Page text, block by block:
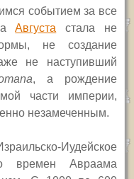
событием за все
Августа стала не
не создание
не наступивший
, а рождение
части империи,
незамеченным.
Иудейское
времен Авраама